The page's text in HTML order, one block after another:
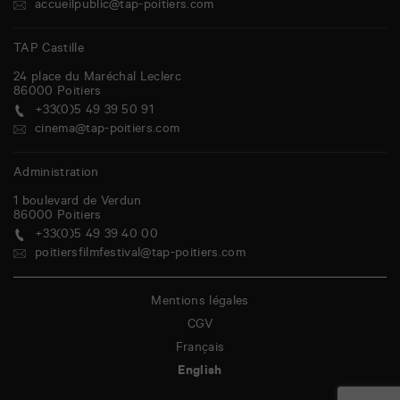
accueilpublic@tap-poitiers.com
TAP Castille
24 place du Maréchal Leclerc
86000 Poitiers
+33(0)5 49 39 50 91
cinema@tap-poitiers.com
Administration
1 boulevard de Verdun
86000 Poitiers
+33(0)5 49 39 40 00
poitiersfilmfestival@tap-poitiers.com
Mentions légales
CGV
Français
English